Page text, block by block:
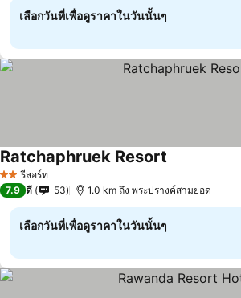
เลือกวันที่เพื่อดูราคาในวันนั้นๆ
2 ดาวรีสอร์ท
Ratchaphruek Resort
7.9 ดี 53 1.0 km ถึง พระปรางค์สามยอด
เลือกวันที่เพื่อดูราคาในวันนั้นๆ